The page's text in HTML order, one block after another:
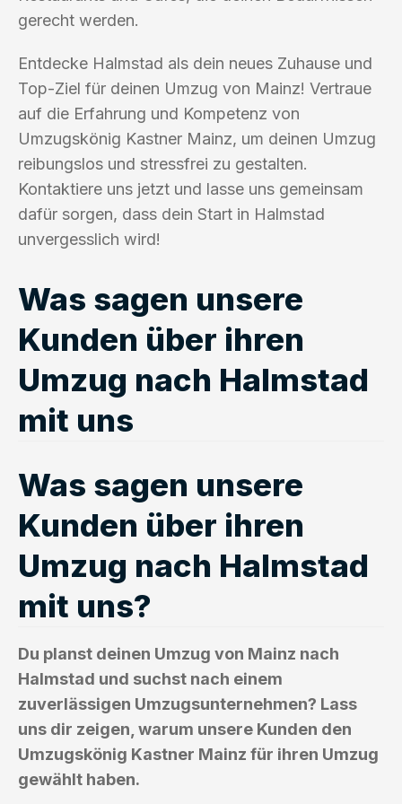
gerecht werden.
Entdecke Halmstad als dein neues Zuhause und
Top-Ziel für deinen Umzug von Mainz! Vertraue
auf die Erfahrung und Kompetenz von
Umzugskönig Kastner Mainz, um deinen Umzug
reibungslos und stressfrei zu gestalten.
Kontaktiere uns jetzt und lasse uns gemeinsam
dafür sorgen, dass dein Start in Halmstad
unvergesslich wird!
Was sagen unsere
Kunden über ihren
Umzug nach Halmstad
mit uns
Was sagen unsere
Kunden über ihren
Umzug nach Halmstad
mit uns?
Du planst deinen Umzug von Mainz nach
Halmstad und suchst nach einem
zuverlässigen Umzugsunternehmen? Lass
uns dir zeigen, warum unsere Kunden den
Umzugskönig Kastner Mainz für ihren Umzug
gewählt haben.